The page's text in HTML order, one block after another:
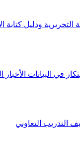
التحريرية ودليل كتابة
في البيانات الأخبار
التدريب التعاوني